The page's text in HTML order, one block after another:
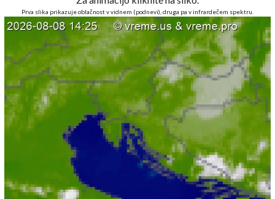
Prva slika prikazuje oblačnost v vidnem (podnevi), druga pa v infrardečem spektru.